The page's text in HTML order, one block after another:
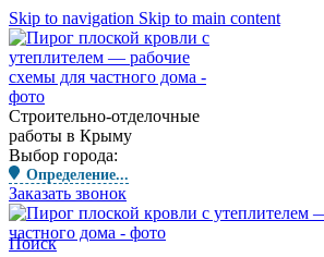
Skip to navigation Skip to main content
Строительно-отделочные
работы в Крыму
Выбор города:
Определение...
Заказать звонок
Поиск